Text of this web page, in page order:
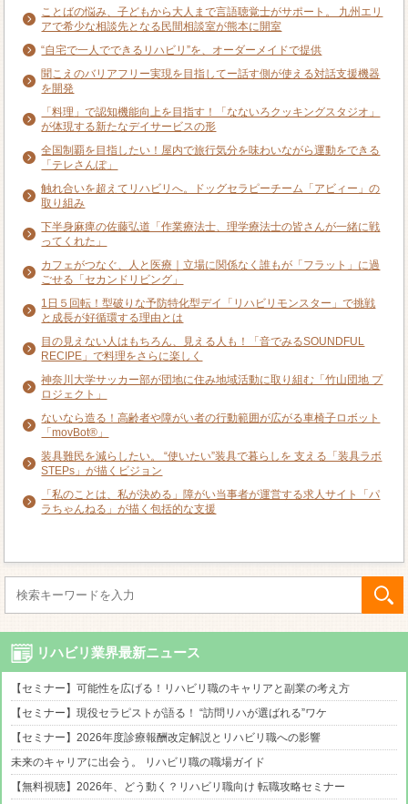
ことばの悩み、子どもから大人まで言語聴覚士がサポート。 九州エリ
アで希少な相談先となる民間相談室が熊本に開室
“自宅で一人でできるリハビリ”を、オーダーメイドで提供
聞こえのバリアフリー実現を目指してー話す側が使える対話支援機器
を開発
「料理」で認知機能向上を目指す！「なないろクッキングスタジオ」
が体現する新たなデイサービスの形
全国制覇を目指したい！屋内で旅行気分を味わいながら運動をできる
「テレさんぽ」
触れ合いを超えてリハビリへ。ドッグセラピーチーム「アビィー」の
取り組み
下半身麻痺の佐藤弘道「作業療法士、理学療法士の皆さんが一緒に戦
ってくれた」
カフェがつなぐ、人と医療｜立場に関係なく誰もが「フラット」に過
ごせる「セカンドリビング」
1日５回転！型破りな予防特化型デイ「リハビリモンスター」で挑戦
と成長が好循環する理由とは
目の見えない人はもちろん、見える人も！「音でみるSOUNDFUL
RECIPE」で料理をさらに楽しく
神奈川大学サッカー部が団地に住み地域活動に取り組む「竹山団地 プ
ロジェクト」
ないなら造る！高齢者や障がい者の行動範囲が広がる車椅子ロボット
「movBot®」
装具難民を減らしたい。 “使いたい”装具で暮らしを 支える「装具ラボ
STEPs」が描くビジョン
「私のことは、私が決める」障がい当事者が運営する求人サイト「パ
ラちゃんねる」が描く包括的な支援
リハビリ業界最新ニュース
【セミナー】可能性を広げる！リハビリ職のキャリアと副業の考え方
【セミナー】現役セラピストが語る！ “訪問リハが選ばれる”ワケ
【セミナー】2026年度診療報酬改定解説とリハビリ職への影響
未来のキャリアに出会う。 リハビリ職の職場ガイド
【無料視聴】2026年、どう動く？リハビリ職向け 転職攻略セミナー